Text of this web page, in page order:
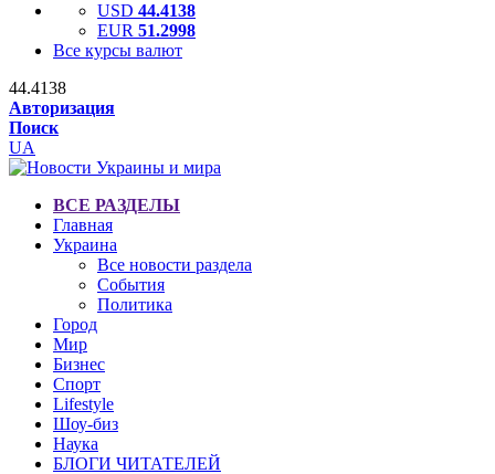
USD 44.4138
EUR 51.2998
Все курсы валют
44.4138
Авторизация
Поиск
UA
ВСЕ РАЗДЕЛЫ
Главная
Украина
Все новости раздела
События
Политика
Город
Мир
Бизнес
Спорт
Lifestyle
Шоу-биз
Наука
БЛОГИ ЧИТАТЕЛЕЙ